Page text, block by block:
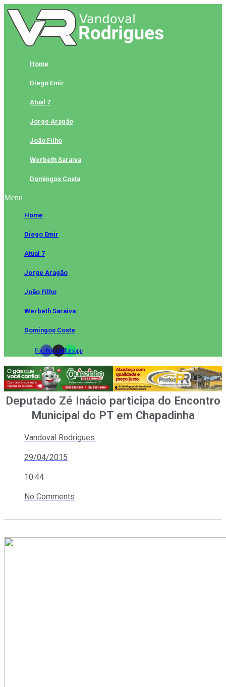
Skip
to
content
Home
Diego Emir
Atual 7
Jorge Aragão
João Filho
Werbeth Saraiva
Domingos Costa
Menu
Home
Diego Emir
Atual 7
Jorge Aragão
João Filho
Werbeth Saraiva
Domingos Costa
FacebookInstagramWhatsapp
Deputado Zé Inácio participa do Encontro
Municipal do PT em Chapadinha
Vandoval Rodrigues
29/04/2015
10:44
No Comments